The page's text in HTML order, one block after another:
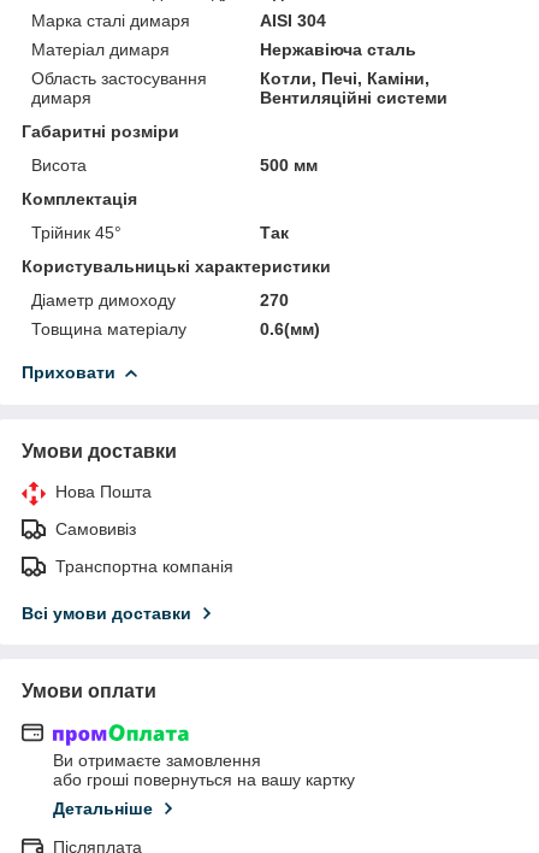
Марка сталі димаря
AISI 304
Матеріал димаря
Нержавіюча сталь
Область застосування
димаря
Котли, Печі, Каміни,
Вентиляційні системи
Габаритні розміри
Висота
500 мм
Комплектація
Трійник 45°
Так
Користувальницькі характеристики
Діаметр димоходу
270
Товщина матеріалу
0.6(мм)
Приховати
Умови доставки
Нова Пошта
Самовивіз
Транспортна компанія
Всі умови доставки
Умови оплати
Ви отримаєте замовлення
або гроші повернуться на вашу картку
Детальніше
Післяплата